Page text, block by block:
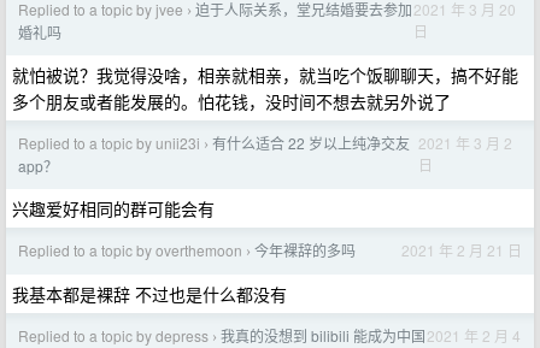
Replied to a topic by jvee › 迫于人际关系，堂兄结婚要去参加
婚礼吗
2021 年 3 月 20
日
就怕被说？我觉得没啥，相亲就相亲，就当吃个饭聊聊天，搞不好能
多个朋友或者能发展的。怕花钱，没时间不想去就另外说了
Replied to a topic by unii23i › 有什么适合 22 岁以上纯净交友
app？
2021 年 3 月 2
日
兴趣爱好相同的群可能会有
Replied to a topic by overthemoon › 今年裸辞的多吗 2021 年 2 月 21 日
我基本都是裸辞 不过也是什么都没有
Replied to a topic by depress › 我真的没想到 bilibili 能成为中国2021 年 2 月 4